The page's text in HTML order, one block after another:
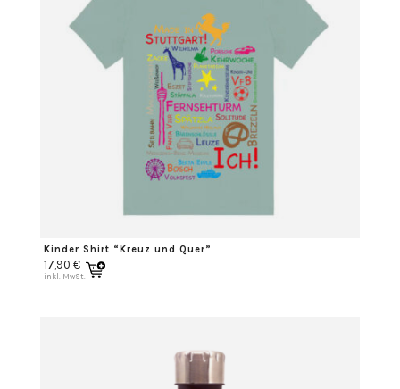
Kinder Shirt “Kreuz und Quer”
17,90 €
inkl. MwSt.